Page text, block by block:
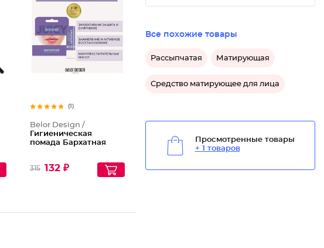
(1)
Belor Design /
Гигиеническая
помада Бархатная
315 132 ₽
Все похожие товары
Рассыпчатая Матирующая
Средство матирующее для лица
Просмотренные товары
+ 1 товаров